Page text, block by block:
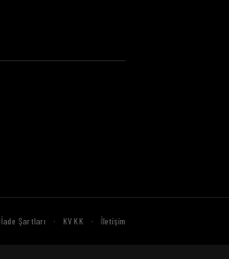
İade Şartları · KVKK · İletişim